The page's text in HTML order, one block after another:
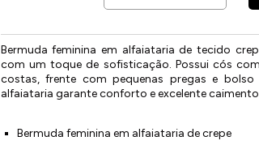
Bermuda feminina em alfaiataria de tecido
com um toque de sofisticação. Possui cós
costas, frente com pequenas pregas e
alfaiataria garante conforto e excelente
Bermuda feminina em alfaiataria de crepe